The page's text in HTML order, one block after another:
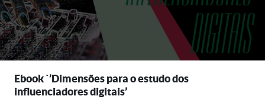
Ebook `’Dimensões para o estudo dos
influenciadores digitais’